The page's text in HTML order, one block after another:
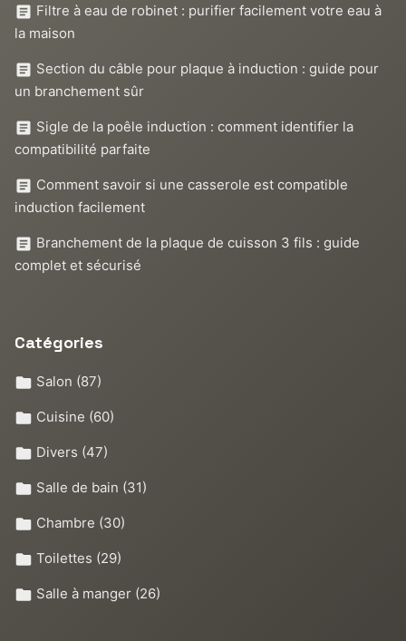
Filtre à eau de robinet : purifier facilement votre eau à
la maison
Section du câble pour plaque à induction : guide pour
un branchement sûr
Sigle de la poêle induction : comment identifier la
compatibilité parfaite
Comment savoir si une casserole est compatible
induction facilement
Branchement de la plaque de cuisson 3 fils : guide
complet et sécurisé
Catégories
Salon (87)
Cuisine (60)
Divers (47)
Salle de bain (31)
Chambre (30)
Toilettes (29)
Salle à manger (26)